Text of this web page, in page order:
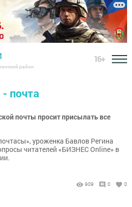
район
16+
почта
почты просит присылать все
уроженка Бавлов Регина
читателей «БИЗНЕС Online» в
909 0 0